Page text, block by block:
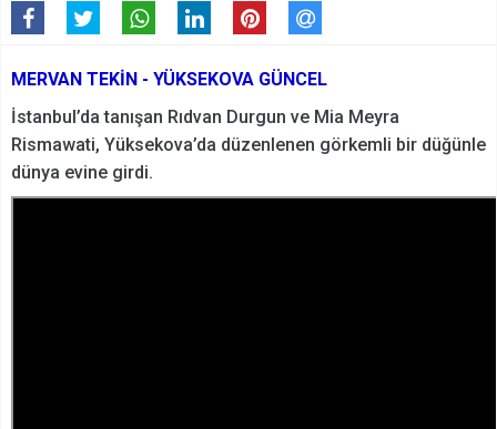
MERVAN TEKİN - YÜKSEKOVA GÜNCEL
İstanbul’da tanışan Rıdvan Durgun ve Mia Meyra
Rismawati, Yüksekova’da düzenlenen görkemli bir düğünle
dünya evine girdi.